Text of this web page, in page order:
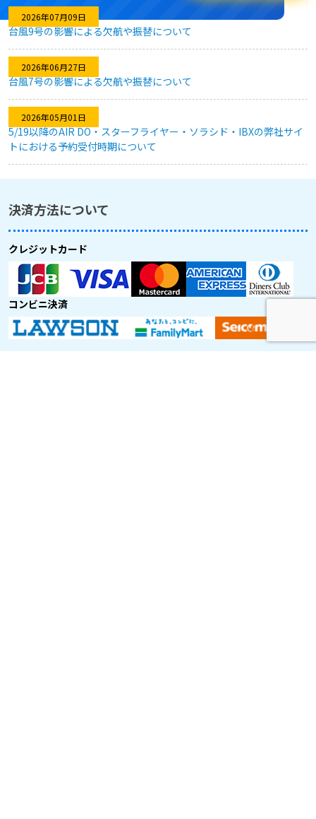
利用のしやすさ
問題なく利用できました。
★★★★★
キャンセル対応
2026年07月09日
台風9号の影響による欠航や振替について
2026年06月27日
台風7号の影響による欠航や振替について
2026年05月01日
5/19以降のAIR DO・スターフライヤー・ソラシド・IBXの弊社サイ
トにおける予約受付時期について
決済方法について
クレジットカード
コンビニ決済